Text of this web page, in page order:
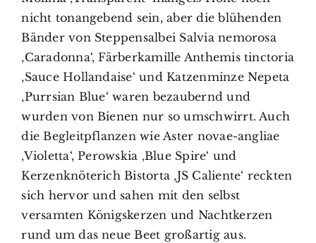
nicht tonangebend sein, aber die blühenden
Bänder von Steppensalbei Salvia nemorosa
‚Caradonna‘, Färberkamille Anthemis tinctoria
‚Sauce Hollandaise‘ und Katzenminze Nepeta
‚Purrsian Blue‘ waren bezaubernd und
wurden von Bienen nur so umschwirrt. Auch
die Begleitpflanzen wie Aster novae-angliae
‚Violetta‘, Perowskia ‚Blue Spire‘ und
Kerzenknöterich Bistorta ‚JS Caliente‘ reckten
sich hervor und sahen mit den selbst
versamten Königskerzen und Nachtkerzen
rund um das neue Beet großartig aus.